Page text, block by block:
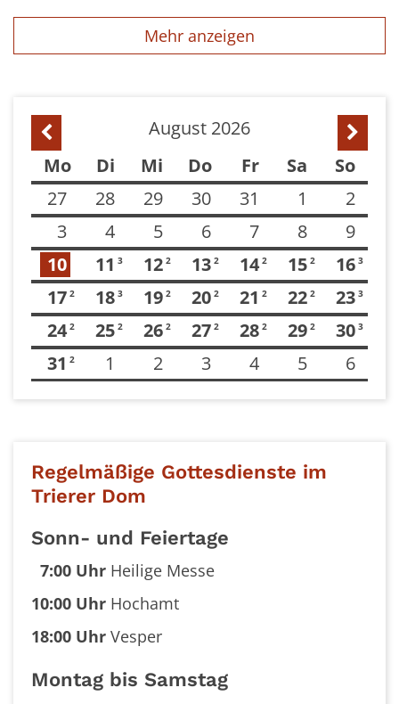
Mehr anzeigen
Vorherige SeiteAugust 2026
Mo
Di Mi Do Fr Sa
So
27
28 29 30 31 1
2
3
4 5 6 7 8
9
10
11 3 12 2 13 2 14 2 15 2 16 3
17 2 18 3 19 2 20 2 21 2 22 2 23 3
24 2 25 2 26 2 27 2 28 2 29 2 30 3
31 2 1 2 3 4 5 6
Regelmäßige Gottesdienste im
Trierer Dom
Sonn- und Feiertage
7:00 Uhr Heilige Messe
10:00 Uhr Hochamt
18:00 Uhr Vesper
Montag bis Samstag